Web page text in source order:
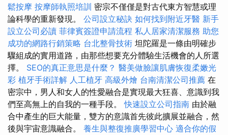
鬆按摩 按摩師執照培訓 密宗不僅僅是對古代東方智慧或理
論科學的重新發現。 公司設立秘訣 如何找到附近牙醫 新手
設立公司必讀 菲律賓簽證申請流程 私人居家清潔服務 助您
成功的網路行銷策略 台北整骨技術 坦陀羅是一條由明確步
驟組成的實用道路，由那些想要充分體驗生活機會的人所選
擇。 SEO的真正意思是什麼？ 醫美做臉讓肌膚恢復柔嫩光
彩 植牙手術詳解 人工植牙 高級外燴 台南清潔公司推薦 在
密宗中，男人和女人的性愛融合是實現最大狂喜、意識到我
們至高無上的自我的一種手段。快速設立公司指南 由於融
合中產生的巨大能量，雙方的意識首先彼此擴展並融合，然
後與宇宙意識融合。 養生與整復推廣學習中心 適合你的假